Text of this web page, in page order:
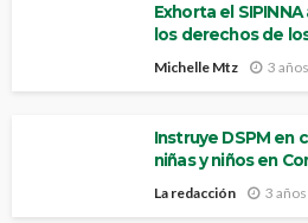
Exhorta el
los derechos de
Michelle Mtz 3
Instruye DSPM en
niñas y niños en
La redacción 3